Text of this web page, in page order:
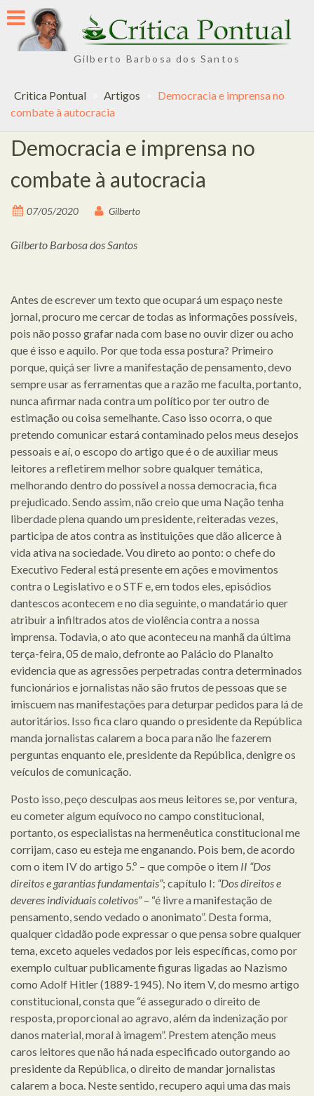
Skip
to
content
Gilberto Barbosa dos Santos
Critica Pontual Artigos
Democracia e imprensa no
combate à autocracia
Democracia e imprensa no
combate à autocracia
07/05/2020 Gilberto
Gilberto Barbosa dos Santos
Antes de escrever um texto que ocupará um espaço neste
jornal, procuro me cercar de todas as informações possíveis,
pois não posso grafar nada com base no ouvir dizer ou acho
que é isso e aquilo. Por que toda essa postura? Primeiro
porque, quiçá ser livre a manifestação de pensamento, devo
sempre usar as ferramentas que a razão me faculta, portanto,
nunca afirmar nada contra um político por ter outro de
estimação ou coisa semelhante. Caso isso ocorra, o que
pretendo comunicar estará contaminado pelos meus desejos
pessoais e aí, o escopo do artigo que é o de auxiliar meus
leitores a refletirem melhor sobre qualquer temática,
melhorando dentro do possível a nossa democracia, fica
prejudicado. Sendo assim, não creio que uma Nação tenha
liberdade plena quando um presidente, reiteradas vezes,
participa de atos contra as instituições que dão alicerce à
vida ativa na sociedade. Vou direto ao ponto: o chefe do
Executivo Federal está presente em ações e movimentos
contra o Legislativo e o STF e, em todos eles, episódios
dantescos acontecem e no dia seguinte, o mandatário quer
atribuir a infiltrados atos de violência contra a nossa
imprensa. Todavia, o ato que aconteceu na manhã da última
terça-feira, 05 de maio, defronte ao Palácio do Planalto
evidencia que as agressões perpetradas contra determinados
funcionários e jornalistas não são frutos de pessoas que se
imiscuem nas manifestações para deturpar pedidos para lá de
autoritários. Isso fica claro quando o presidente da República
manda jornalistas calarem a boca para não lhe fazerem
perguntas enquanto ele, presidente da República, denigre os
veículos de comunicação.
Posto isso, peço desculpas aos meus leitores se, por ventura,
eu cometer algum equívoco no campo constitucional,
portanto, os especialistas na hermenêutica constitucional me
corrijam, caso eu esteja me enganando. Pois bem, de acordo
com o item IV do artigo 5.º – que compõe o item II “Dos
direitos e garantias fundamentais”; capítulo I: “Dos direitos e
deveres individuais coletivos”– “é livre a manifestação de
pensamento, sendo vedado o anonimato”. Desta forma,
qualquer cidadão pode expressar o que pensa sobre qualquer
tema, exceto aqueles vedados por leis específicas, como por
exemplo cultuar publicamente figuras ligadas ao Nazismo
como Adolf Hitler (1889-1945). No item V, do mesmo artigo
constitucional, consta que “é assegurado o direito de
resposta, proporcional ao agravo, além da indenização por
danos material, moral à imagem”. Prestem atenção meus
caros leitores que não há nada especificado outorgando ao
presidente da República, o direito de mandar jornalistas
calarem a boca. Neste sentido, recupero aqui uma das mais